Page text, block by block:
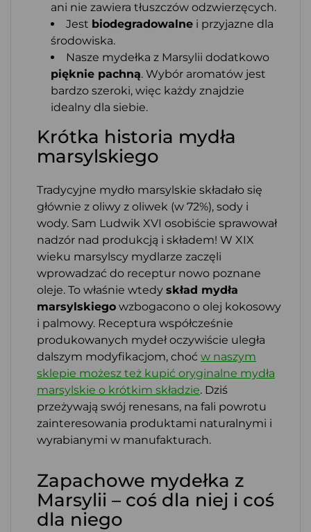
ani nie zawiera tłuszczów odzwierzęcych.
Jest biodegradowalne i przyjazne dla
środowiska.
Nasze mydełka z Marsylii dodatkowo
pięknie pachną. Wybór aromatów jest
bardzo szeroki, więc każdy znajdzie
idealny dla siebie.
Krótka historia mydła
marsylskiego
Tradycyjne mydło marsylskie składało się
głównie z oliwy z oliwek (w 72%), sody i
wody. Sam Ludwik XVI osobiście sprawował
nadzór nad produkcją i składem! W XIX
wieku marsylscy mydlarze zaczęli
wprowadzać do receptur nowo poznane
oleje. To właśnie wtedy skład mydła
marsylskiego wzbogacono o olej kokosowy
i palmowy. Receptura współcześnie
produkowanych mydeł oczywiście uległa
dalszym modyfikacjom, choć w naszym
sklepie możesz też kupić oryginalne mydła
marsylskie o krótkim składzie. Dziś
przeżywają swój renesans, na fali powrotu
zainteresowania produktami naturalnymi i
wyrabianymi w manufakturach.
Zapachowe mydełka z
Marsylii – coś dla niej i coś
dla niego